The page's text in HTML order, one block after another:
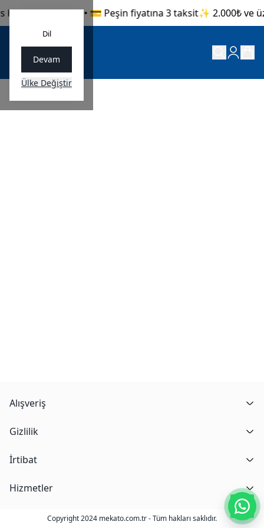
Dil
Devam
Ülke Değiştir
güvencesi • 💳 Peşin fiyatına 3 taksit✨ 2.000₺ ve
Alışveriş
Gizlilik
İrtibat
Hizmetler
Copyright 2024 mekato.com.tr - Tüm hakları saklıdır.